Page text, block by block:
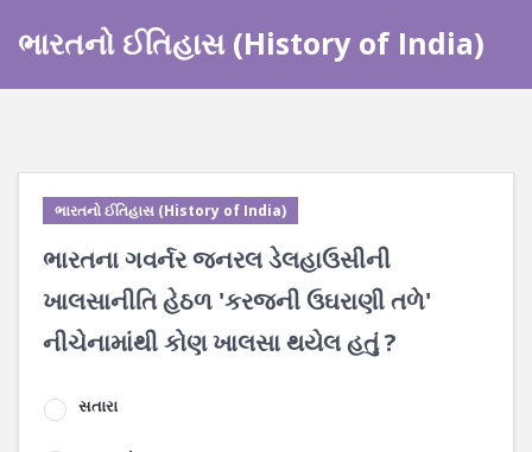
ભારતનો ઈતિહાસ (History of India)
ભારતનો ઈતિહાસ (History of India)
ભારતના ગવર્નર જનરલ ડેલહાઉસીની
ખાલસાનીતિ હેઠળ 'કરજની ઉઘરાણી તળે'
નીચેનામાંથી કોણ ખાલસા થયેલ હતું ?
સતારા